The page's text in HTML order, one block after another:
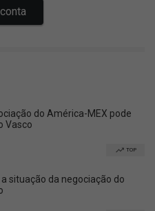
do América-MEX pode
Vasco
TOP
situação da negociação do